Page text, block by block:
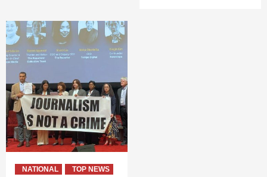
NATIONAL TOP NEWS